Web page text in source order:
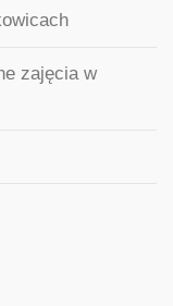
zajęcia w